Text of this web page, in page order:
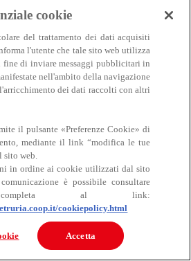
Carne
cookie
del trattamento dei dati acquisiti
l'utente che tale sito web utilizza
di inviare messaggi pubblicitari in
nell'ambito della navigazione
dei dati raccolti con altri
il pulsante «Preferenze Cookie» di
mediante il link “modifica le tue
sito web.
in ordine ai cookie utilizzati dal sito
è possibile consultare
completa al link:
cookiepolicy.html
Accetta